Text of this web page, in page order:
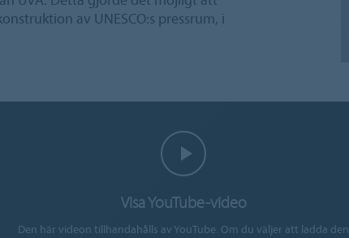
av UNESCO:s pressrum, i
Visa YouTube-video
Den här videon tillhandahålls av YouTube. Om du väljer att ladda den